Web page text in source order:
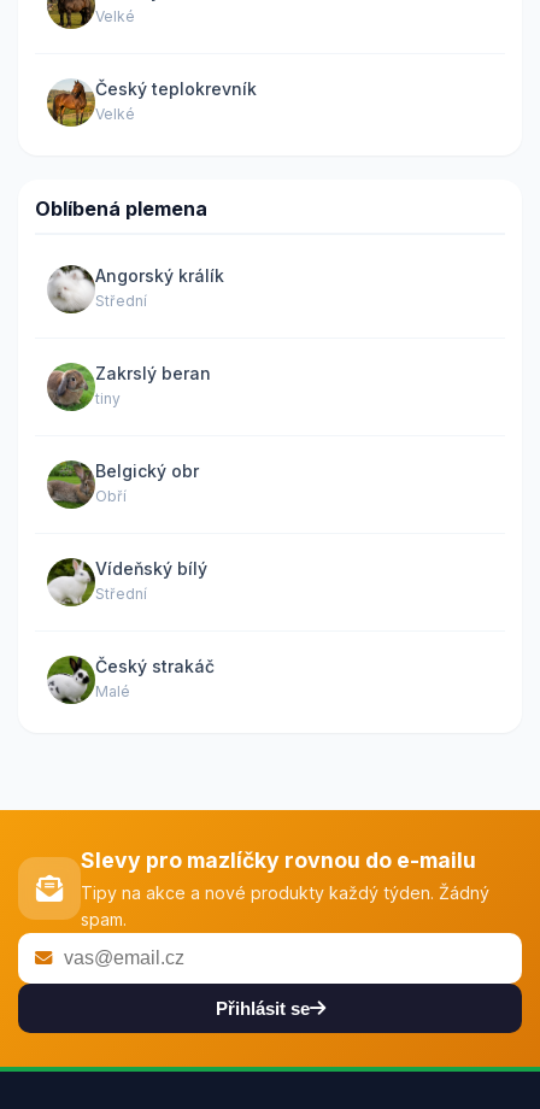
Velké
Český teplokrevník
Velké
Oblíbená plemena
Angorský králík
Střední
Zakrslý beran
tiny
Belgický obr
Obří
Vídeňský bílý
Střední
Český strakáč
Malé
Slevy pro mazlíčky rovnou do e-mailu
Tipy na akce a nové produkty každý týden. Žádný
spam.
Přihlásit se